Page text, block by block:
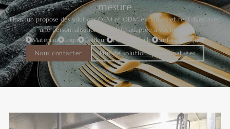
mesure
Huashun propose des solutions OEM et ODM exclusives et rentables, avec
une personnalisation complète adaptée à vos besoins.
Matériau
Logo Couleur Forme Taille Surface
Paquet
Nous contacter
Plus de solutions personnalisées